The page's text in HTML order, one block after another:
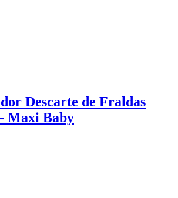
Descarte de Fraldas
Maxi Baby